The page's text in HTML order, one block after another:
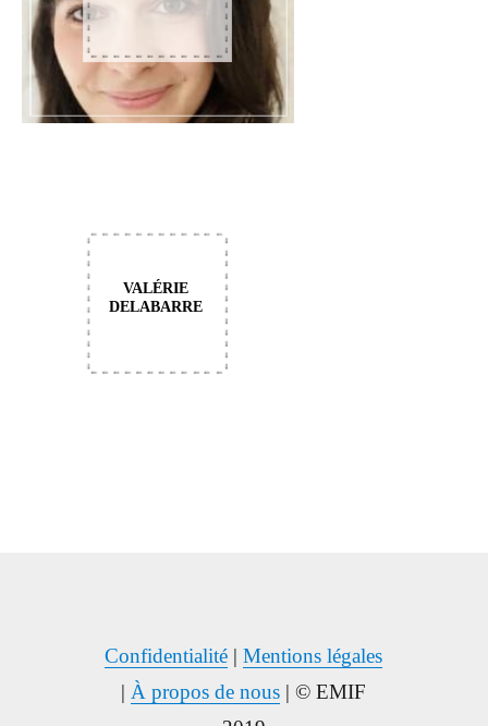
VALÉRIE
DELABARRE
Confidentialité |Mentions légales
| À propos de nous | © EMIF